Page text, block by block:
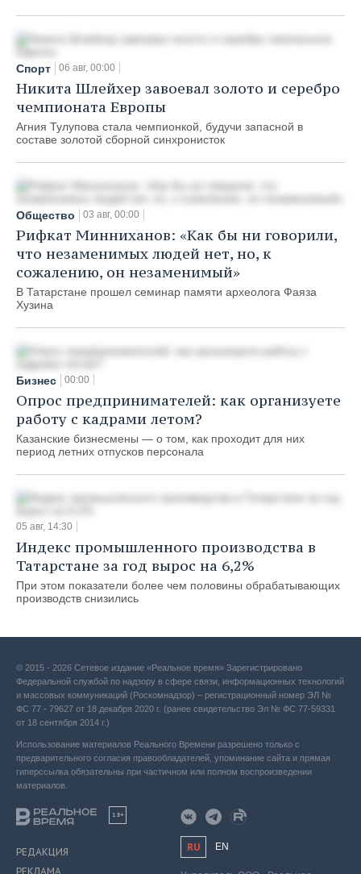
Спорт 06 авг, 00:00
Никита Шлейхер завоевал золото и серебро
чемпионата Европы
Агния Тулупова стала чемпионкой, будучи запасной в
составе золотой сборной синхронисток
Общество 03 авг, 00:00
Рифкат Минниханов: «Как бы ни говорили,
что незаменимых людей нет, но, к
сожалению, он незаменимый»
В Татарстане прошел семинар памяти археолога Фаяза
Хузина
Бизнес 00:00
Опрос предпринимателей: как организуете
работу с кадрами летом?
Казанские бизнесмены — о том, как проходит для них
период летних отпусков персонала
05 авг, 14:30
Индекс промышленного производства в
Татарстане за год вырос на 6,2%
При этом показатели более чем половины обрабатывающих
производств снизились
© 2015 - 2026 Сетевое издание «Реальное время» Зарегистрировано
Федеральной службой по надзору в сфере связи, информационных технологий
и массовых коммуникаций (Роскомнадзор) – регистрационный номер ЭЛ №
ФС 77 - 79627 от 18 декабря 2020 г. (ранее свидетельство Эл № ФС 77-59331
от 18 сентября 2014 г.)
Использование материалов Реального Времени разрешено только с
предварительного согласия правообладателей, упоминание сайта и прямая
гиперссылка обязательны при частичном или полном воспроизведении
материалов.
18+
РЕДАКЦИЯ
РЕКЛАМА
RU EN